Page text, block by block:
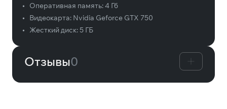
•
Оперативная память:4 Гб
•
Видеокарта: Nvidia Geforce GTX 750
•
Жесткий диск: 5 ГБ
Отзывы0